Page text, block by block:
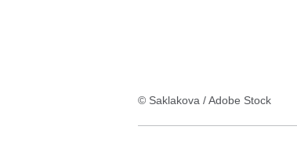
© Saklakova / Adobe Stock